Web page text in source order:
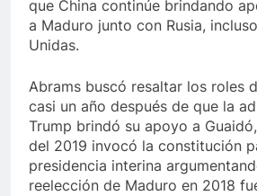
que China continúe brindando
a Maduro junto con Rusia,
Unidas.
Abrams buscó resaltar los roles
casi un año después de que la
Trump brindó su apoyo a
del 2019 invocó la constitución
presidencia interina
reelección de Maduro en 2018